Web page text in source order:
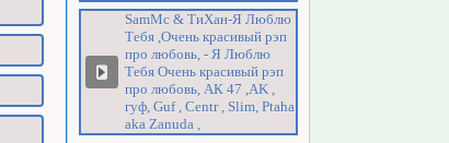
SamMc & ТиХан-Я Люблю
Тебя ,Очень красивый рэп
про любовь, - Я Люблю
Тебя Очень красивый рэп
про любовь, АК 47 ,AK ,
гуф, Guf , Centr , Slim, Ptaha
aka Zanuda ,